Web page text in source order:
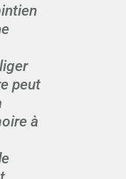
peut
à